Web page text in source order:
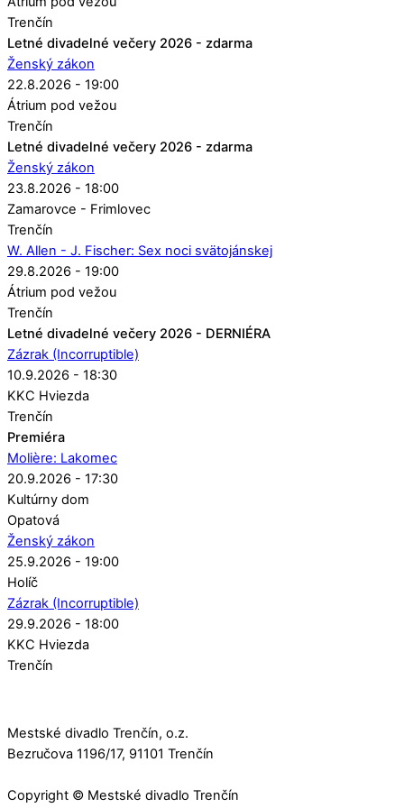
Trenčín
Letné divadelné večery 2026 - zdarma
Ženský zákon
22.8.2026 - 19:00
Átrium pod vežou
Trenčín
Letné divadelné večery 2026 - zdarma
Ženský zákon
23.8.2026 - 18:00
Zamarovce - Frimlovec
Trenčín
W. Allen - J. Fischer: Sex noci svätojánskej
29.8.2026 - 19:00
Átrium pod vežou
Trenčín
Letné divadelné večery 2026 - DERNIÉRA
Zázrak (Incorruptible)
10.9.2026 - 18:30
KKC Hviezda
Trenčín
Premiéra
Molière: Lakomec
20.9.2026 - 17:30
Kultúrny dom
Opatová
Ženský zákon
25.9.2026 - 19:00
Holíč
Zázrak (Incorruptible)
29.9.2026 - 18:00
KKC Hviezda
Trenčín
Mestské divadlo Trenčín, o.z.
Bezručova 1196/17, 91101 Trenčín
Copyright © Mestské divadlo Trenčín